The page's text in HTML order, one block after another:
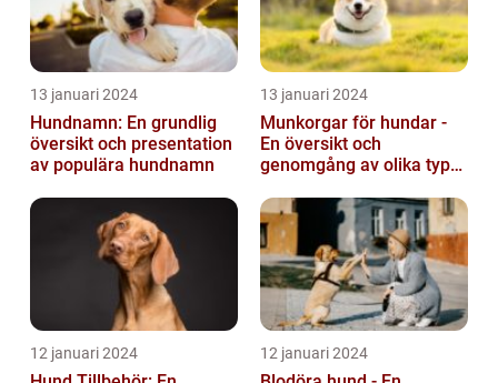
13 januari 2024
Hundnamn: En grundlig
översikt och presentation
av populära hundnamn
13 januari 2024
Munkorgar för hundar -
En översikt och
genomgång av olika typer
och nackde...
12 januari 2024 12 januari 2024